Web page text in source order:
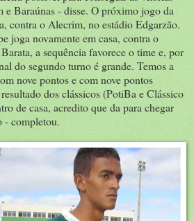
e Baraúnas - disse. O próximo jogo da
contra o Alecrim, no estádio Edgarzão.
joga novamente em casa, contra o
a sequência favorece o time e, por
do segundo turno é grande. Temos a
nove pontos e com nove pontos
dos clássicos (PotiBa e Clássico
de casa, acredito que da para chegar
- completou.